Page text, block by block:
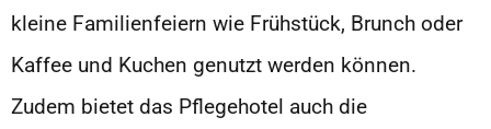
kleine Familienfeiern wie Frühstück, Brunch oder
Kaffee und Kuchen genutzt werden können.
Zudem bietet das Pflegehotel auch die